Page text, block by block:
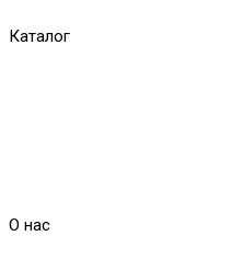
Каталог
О нас